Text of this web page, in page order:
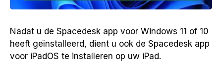
Nadat u de Spacedesk app voor Windows 11 of 10
heeft geïnstalleerd, dient u ook de Spacedesk app
voor iPadOS te installeren op uw iPad.